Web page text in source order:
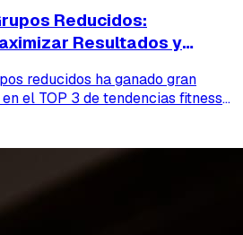
Reducidos:
Resultados y
reducidos ha ganado gran
el TOP 3 de tendencias fitness
a diseñar y programar sesi...